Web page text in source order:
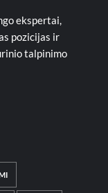
ekspertai,
pozicijas ir
talpinimo